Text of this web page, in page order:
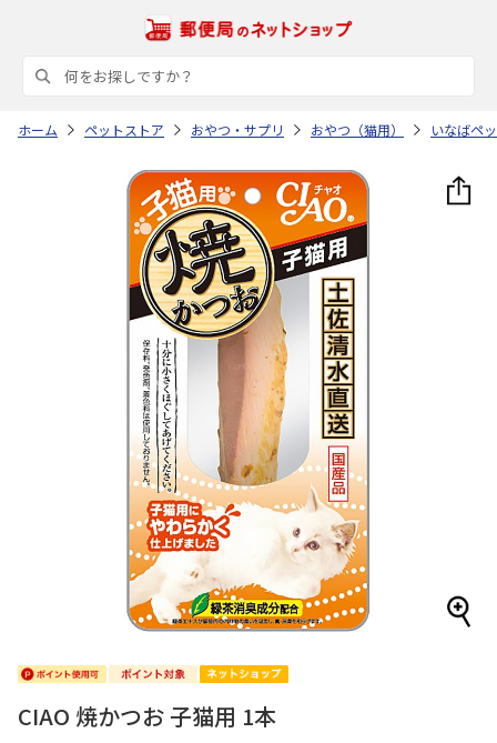
ホーム ペットストア おやつ・サプリ おやつ（猫用） いなばペ
CIAO 焼かつお 子猫用 1本